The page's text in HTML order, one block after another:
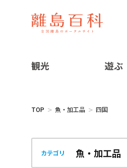
観光 遊ぶ
TOP 魚・加工品 四国
カテゴリ